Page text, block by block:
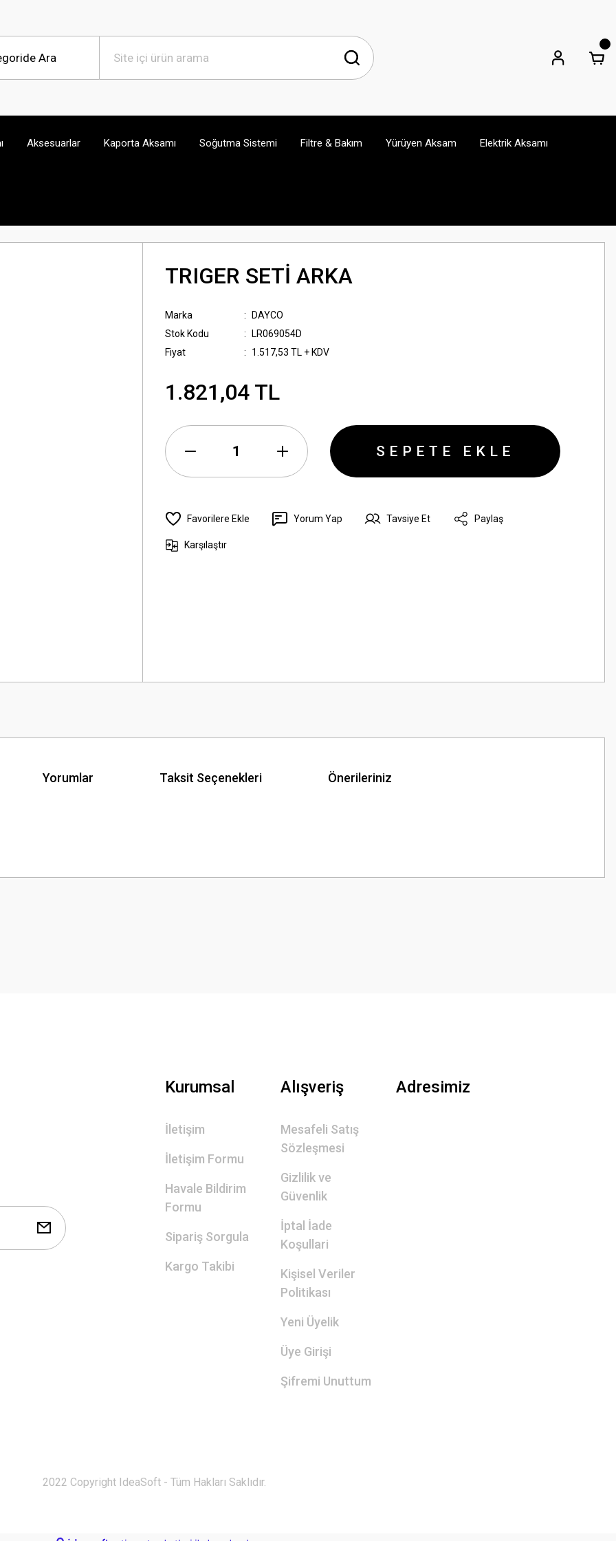
Aksesuarlar Kaporta Aksamı Soğutma Sistemi Filtre & Bakım Yürüyen Aksam Elektrik Aksamı
TRIGER SETİ ARKA
Marka
DAYCO
Stok Kodu
LR069054D
Fiyat
1.517,53 TL + KDV
1.821,04 TL
SEPETE EKLE
Yorum Yap Tavsiye Et Paylaş
Karşılaştır
Yorumlar Taksit Seçenekleri Önerileriniz
Kurumsal
İletişim
İletişim Formu
Havale Bildirim
Formu
Sipariş Sorgula
Kargo Takibi
Alışveriş
Mesafeli Satış
Sözleşmesi
Gizlilik ve
Güvenlik
İptal İade
Koşullari
Kişisel Veriler
Politikası
Yeni Üyelik
Üye Girişi
Şifremi Unuttum
Adresimiz
2022 Copyright IdeaSoft - Tüm Hakları Saklıdır.